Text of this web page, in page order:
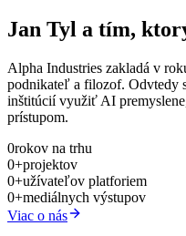
Jan Tyl a tím,
Alpha Industries zakladá v
podnikateľ a filozof. Odvtedy
inštitúcií využiť AI
prístupom.
0rokov na trhu
0+projektov
0+užívateľov platforiem
0+mediálnych výstupov
Viac o nás